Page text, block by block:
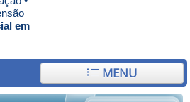
em
MENU